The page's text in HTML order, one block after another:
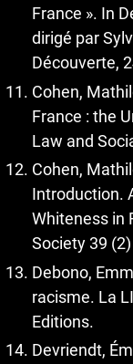
France ». In
dirigé par
Découverte,
Cohen,
France : the
Law and
Cohen,
Introduction.
Whiteness in
Society 39 (2)
Debono,
racisme. La
Editions.
Devriendt,